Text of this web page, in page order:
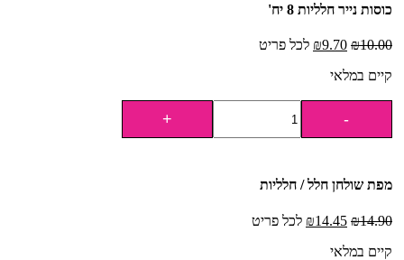
כוסות נייר חלליות 8 יח'
₪10.00
₪9.70
לכל פריט
קיים במלאי
מפת שולחן חלל / חלליות
₪14.90
₪14.45
לכל פריט
קיים במלאי